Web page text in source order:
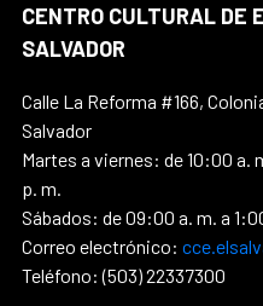
CENTRO CULTURAL DE
SALVADOR
Calle La Reforma #166,
Salvador
Martes a viernes: de 10:00 a.
p. m.
Sábados: de 09:00 a. m. a
Correo electrónico:
Teléfono: (503) 22337300